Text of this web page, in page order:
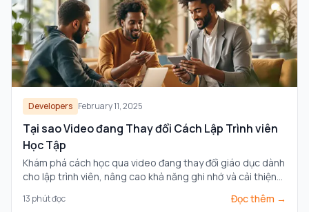
Developers February 11, 2025
Tại sao Video đang Thay đổi Cách Lập Trình viên
Học Tập
Khám phá cách học qua video đang thay đổi giáo dục dành
cho lập trình viên, nâng cao khả năng ghi nhớ và cải thiện
13 phút đọc Đọc thêm →